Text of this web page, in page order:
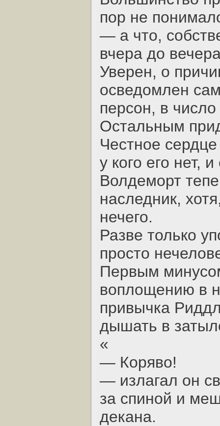
пор не
— а что,
вчера до
Уверен, о
осведомлен
персон, в
Остальным
Честное
у кого его нет,
Волдеморт
наследник,
нечего.
Разве только
просто
Первым
воплощению в
привычка
дышать в
«
— Коряво!
— излагал он
за спиной и
декана.